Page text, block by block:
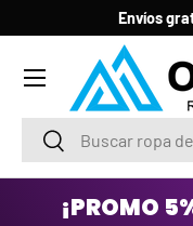
IR AL CONTENIDO
Envíos
BuscarBuscar
Menú
¡PROMO